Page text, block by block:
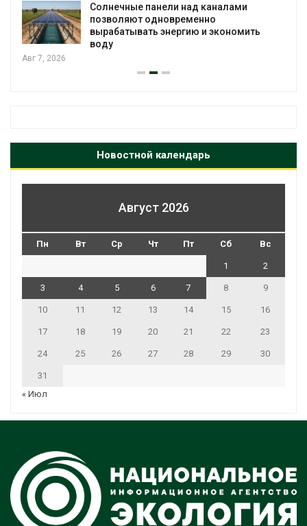
Солнечные панели над каналами
позволяют одновременно
вырабатывать энергию и экономить
воду
Авг 7, 2026
Новостной календарь
Август 2026
Пн Вт Ср Чт Пт Сб Вс
1 2
3 4 5 6 7 8 9
10 11 12 13 14 15 16
17 18 19 20 21 22 23
24 25 26 27 28 29 30
31
« Июл